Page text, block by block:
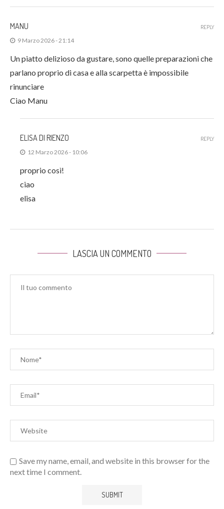
MANU
9 Marzo 2026 - 21:14
Un piatto delizioso da gustare, sono quelle preparazioni che
parlano proprio di casa e alla scarpetta è impossibile
rinunciare
Ciao Manu
REPLY
ELISA DI RIENZO
12 Marzo 2026 - 10:06
proprio così!
ciao
elisa
REPLY
LASCIA UN COMMENTO
Save my name, email, and website in this browser for the
next time I comment.